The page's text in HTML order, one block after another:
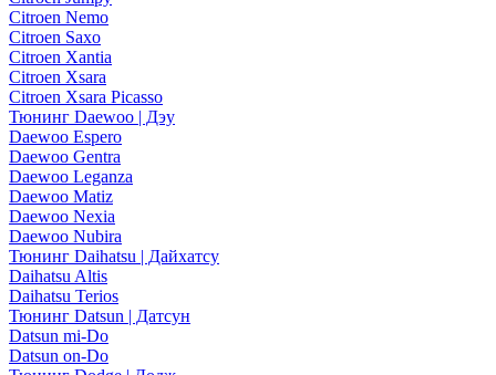
Citroen Nemo
Citroen Saxo
Citroen Xantia
Citroen Xsara
Citroen Xsara Picasso
Тюнинг Daewoo | Дэу
Daewoo Espero
Daewoo Gentra
Daewoo Leganza
Daewoo Matiz
Daewoo Nexia
Daewoo Nubira
Тюнинг Daihatsu | Дайхатсу
Daihatsu Altis
Daihatsu Terios
Тюнинг Datsun | Датсун
Datsun mi-Do
Datsun on-Do